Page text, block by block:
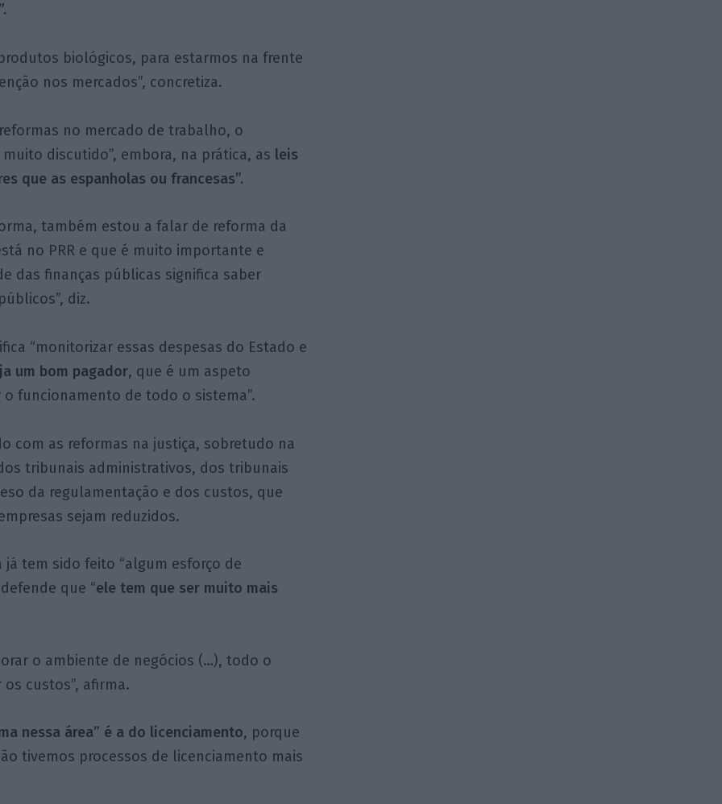
biológicos, para estarmos na frente
nos mercados”, concretiza.
no mercado de trabalho, o
discutido”, embora, na prática, as leis
que as espanholas ou francesas”.
também estou a falar de reforma da
no PRR e que é muito importante e
das finanças públicas significa saber
diz.
“monitorizar essas despesas do Estado e
um bom pagador, que é um aspeto
funcionamento de todo o sistema”.
com as reformas na justiça, sobretudo na
tribunais administrativos, dos tribunais
da regulamentação e dos custos, que
sejam reduzidos.
tem sido feito “algum esforço de
que “ele tem que ser muito mais
o ambiente de negócios (…), todo o
custos”, afirma.
nessa área” é a do licenciamento, porque
tivemos processos de licenciamento mais